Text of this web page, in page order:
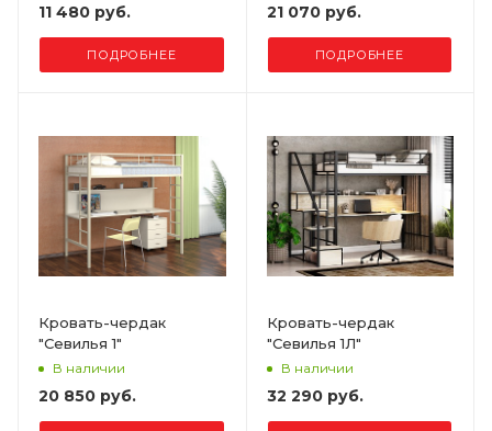
11 480 руб.
ПОДРОБНЕЕ
21 070 руб.
ПОДРОБНЕЕ
Кровать-чердак
"Севилья 1"
В наличии
20 850 руб.
Кровать-чердак
"Севилья 1Л"
В наличии
32 290 руб.